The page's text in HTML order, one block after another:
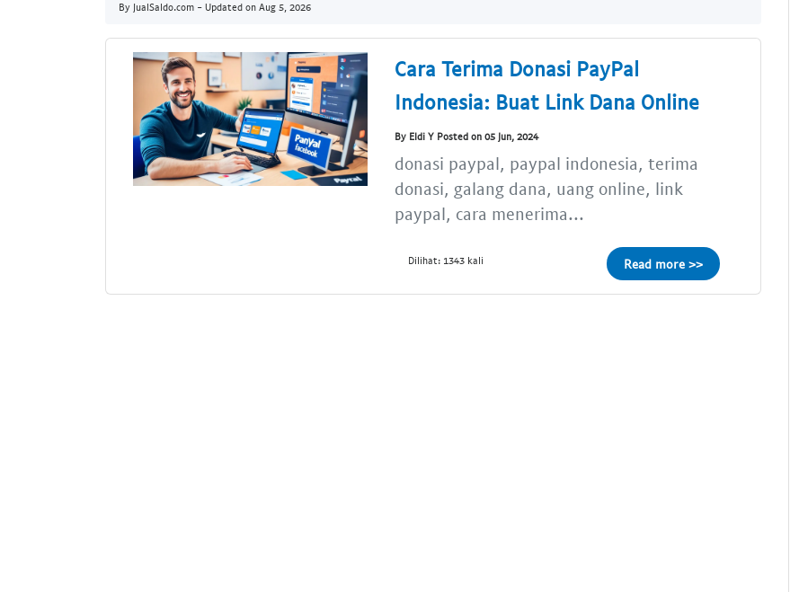
By JualSaldo.com - Updated on Aug 5, 2026
Cara Terima Donasi PayPal
Indonesia: Buat Link Dana Online
By Eldi Y Posted on 05 Jun, 2024
donasi paypal, paypal indonesia, terima
donasi, galang dana, uang online, link
paypal, cara menerima...
Dilihat: 1343 kali Read more >>